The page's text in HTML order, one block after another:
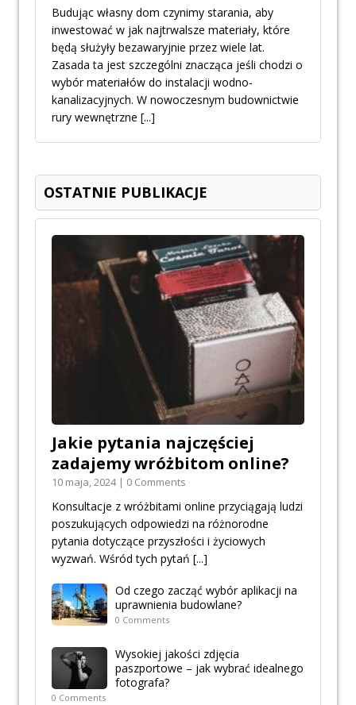
Budując własny dom czynimy starania, aby
inwestować w jak najtrwalsze materiały, które
będą służyły bezawaryjnie przez wiele lat.
Zasada ta jest szczególni znacząca jeśli chodzi o
wybór materiałów do instalacji wodno-
kanalizacyjnych. W nowoczesnym budownictwie
rury wewnętrzne [...]
OSTATNIE PUBLIKACJE
Jakie pytania najczęściej
zadajemy wróżbitom online?
10 maja, 2024 | 0 Comments
Konsultacje z wróżbitami online przyciągają ludzi
poszukujących odpowiedzi na różnorodne
pytania dotyczące przyszłości i życiowych
wyzwań. Wśród tych pytań [...]
Od czego zacząć wybór aplikacji na
uprawnienia budowlane?
0 Comments
Wysokiej jakości zdjęcia
paszportowe – jak wybrać idealnego
fotografa?
0 Comments